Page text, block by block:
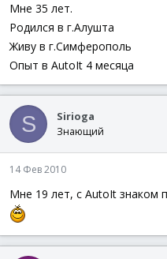
Мне 35 лет.
Родился в г.Алушта
Живу в г.Симферополь
Опыт в AutoIt 4 месяца
S Sirioga
Знающий
14 Фев 2010
Мне 19 лет, с AutoIt знаком